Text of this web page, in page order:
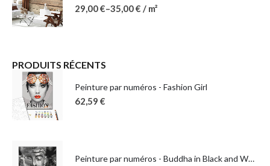
29,00€–35,00€ / m²
PRODUITS RÉCENTS
Peinture par numéros - Fashion Girl
62,59 €
Peinture par numéros - Buddha in Black and White